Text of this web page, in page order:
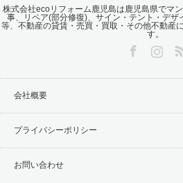
株式会社ecoリフォーム鹿児島は鹿児島県でマ
事、リペア(部分修復)、サイン・テント・デ
等、不動産の貸賃・売買・買取・その他不動産
す。
会社概要
プライバシーポリシー
お問い合わせ